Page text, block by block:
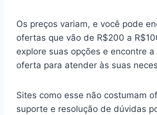
Os preços variam, e você pode
ofertas que vão de R$200 a
explore suas opções e encontre a
oferta para atender às suas
Sites como esse não costumam
suporte e resolução de dúvidas